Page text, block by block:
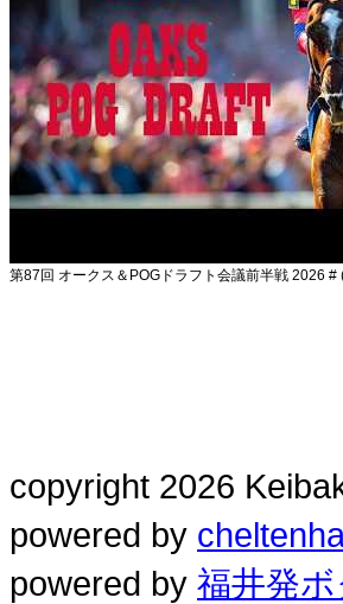
第87回 オークス＆POGドラフト会議前半戦 2026 #
copyright 2026
powered by
powered by 福井発